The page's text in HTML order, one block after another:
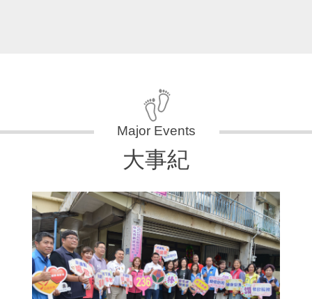
大事紀